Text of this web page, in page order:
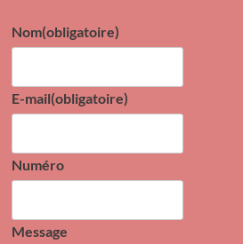
Nom(obligatoire)
E-mail(obligatoire)
Numéro
Message